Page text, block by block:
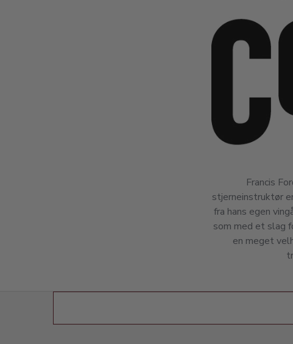
Francis
stjerneinstruktør
fra hans egen
som med et slag
en meget